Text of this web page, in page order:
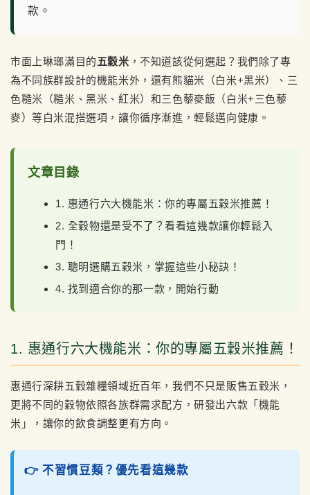
款。
市面上琳瑯滿目的五穀米 ，不知道該從何選起？我們除了專
為不同族群設計的機能米外，還有熊貓米（白米+黑米）、三
色糙米（糙米、黑米、紅米）和三色藜麥飯（白米+三色藜
麥）等白米混搭選項，讓你循序漸進，輕鬆邁向健康。
文章目錄
1. 惠通行六大機能米：你的專屬五穀米推薦！
2. 全穀物還是受不了？看看這幾款讓你輕鬆入
門！
3. 聰明選購五穀米，掌握這些小秘訣！
4. 找到適合你的那一款，開始行動
1. 惠通行六大機能米：你的專屬五穀米推薦！
惠通行深耕五穀雜糧領域近百年，我們不只是販售五穀米，
更將不同的穀物依照各族群需求配方，研發出六款「機能
米」，讓你的飲食調整更有方向。
👉 不習慣豆類？優先看這幾款